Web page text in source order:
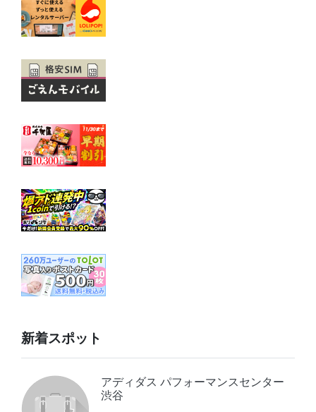
新着スポット
アディダス パフォーマンスセンター
渋谷